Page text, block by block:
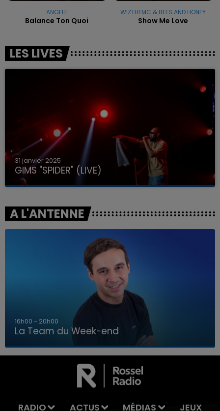
LA TEAM DU WEEK-END
ANGELE
Balance Ton Quoi
WIZTHEMC & BEES AND HONEY
Show Me Love
LES LIVES
31 janvier 2025
GIMS "SPIDER" (LIVE)
A L'ANTENNE
7h00 - 12h00
La Team du Week-end
RADIO ACTUS MÉDIAS JEUX